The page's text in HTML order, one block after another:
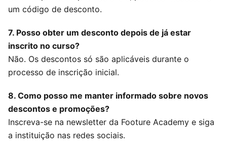
um código de desconto.
7. Posso obter um desconto depois de já estar
inscrito no curso?
Não. Os descontos só são aplicáveis durante o
processo de inscrição inicial.
8. Como posso me manter informado sobre novos
descontos e promoções?
Inscreva-se na newsletter da Footure Academy e siga
a instituição nas redes sociais.